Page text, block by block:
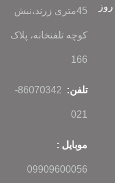
روز
45متری زرند،نبش
کوچه تلفنخانه، پلاک
166
تلفن: 86070342-
021
موبایل :
09909600056